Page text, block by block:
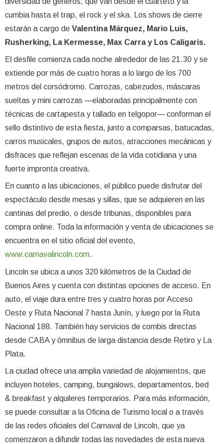
cumbia hasta el trap, el rock y el ska. Los shows de cierre
estarán a cargo de Valentina Márquez, Mario Luis,
Rusherking, La Kermesse, Max Carra y Los Caligaris.
El desfile comienza cada noche alrededor de las 21.30 y se
extiende por más de cuatro horas a lo largo de los 700
metros del corsódromo. Carrozas, cabezudos, máscaras
sueltas y mini carrozas —elaboradas principalmente con
técnicas de cartapesta y tallado en telgopor— conforman el
sello distintivo de esta fiesta, junto a comparsas, batucadas,
carros musicales, grupos de autos, atracciones mecánicas y
disfraces que reflejan escenas de la vida cotidiana y una
fuerte impronta creativa.
En cuanto a las ubicaciones, el público puede disfrutar del
espectáculo desde mesas y sillas, que se adquieren en las
cantinas del predio, o desde tribunas, disponibles para
compra online. Toda la información y venta de ubicaciones se
encuentra en el sitio oficial del evento,
www.carnavalincoln.com.
Lincoln se ubica a unos 320 kilómetros de la Ciudad de
Buenos Aires y cuenta con distintas opciones de acceso. En
auto, el viaje dura entre tres y cuatro horas por Acceso
Oeste y Ruta Nacional 7 hasta Junín, y luego por la Ruta
Nacional 188. También hay servicios de combis directas
desde CABA y ómnibus de larga distancia desde Retiro y La
Plata.
La ciudad ofrece una amplia variedad de alojamientos, que
incluyen hoteles, camping, bungalows, departamentos, bed
& breakfast y alquileres temporarios. Para más información,
se puede consultar a la Oficina de Turismo local o a través
de las redes oficiales del Carnaval de Lincoln, que ya
comenzaron a difundir todas las novedades de esta nueva